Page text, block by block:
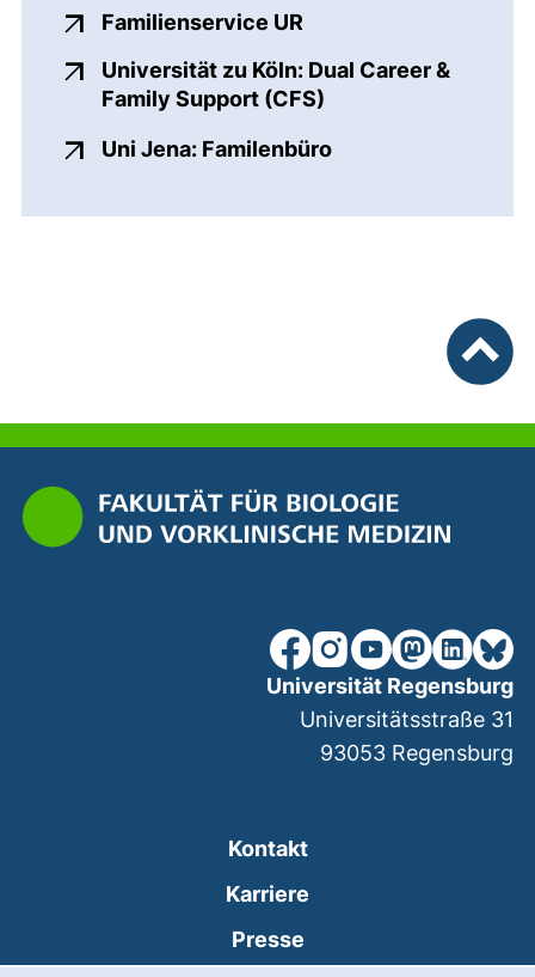
Familienservice UR
Universität zu Köln: Dual Career &
Family Support (CFS)
Uni Jena: Familenbüro(externer Link,
unsere Facebook-Seite
unsere Instagram-
unsere YouTube-
unsereunsere
Kontakt
Karriere
Presse
Universität Regensburg
Universitätsstraße 31
93053 Regensburg